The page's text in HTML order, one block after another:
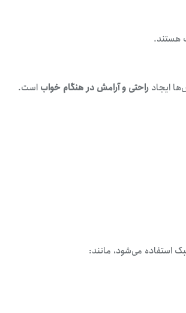
هستند.
ایجاد راحتی و آرامش در هنگام خواب است.
استفاده می‌شود، مانند: